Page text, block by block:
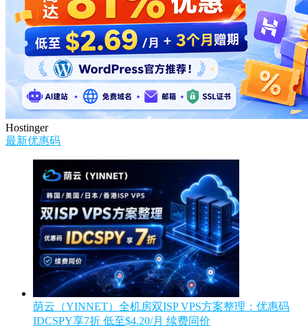
Hostinger
最新优惠码
荫云（YINNET）全机房双ISP VPS方案整理：优惠码
IDCSPY享7折 低至$4.20/月 续费同价